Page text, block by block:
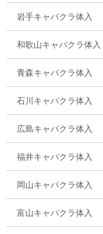
岩手キャバクラ体入
和歌山キャバクラ体入
青森キャバクラ体入
石川キャバクラ体入
広島キャバクラ体入
福井キャバクラ体入
岡山キャバクラ体入
富山キャバクラ体入